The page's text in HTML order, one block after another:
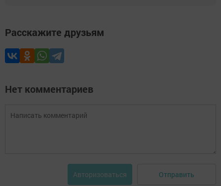
Расскажите друзьям
Нет комментариев
Авторизоваться Отправить